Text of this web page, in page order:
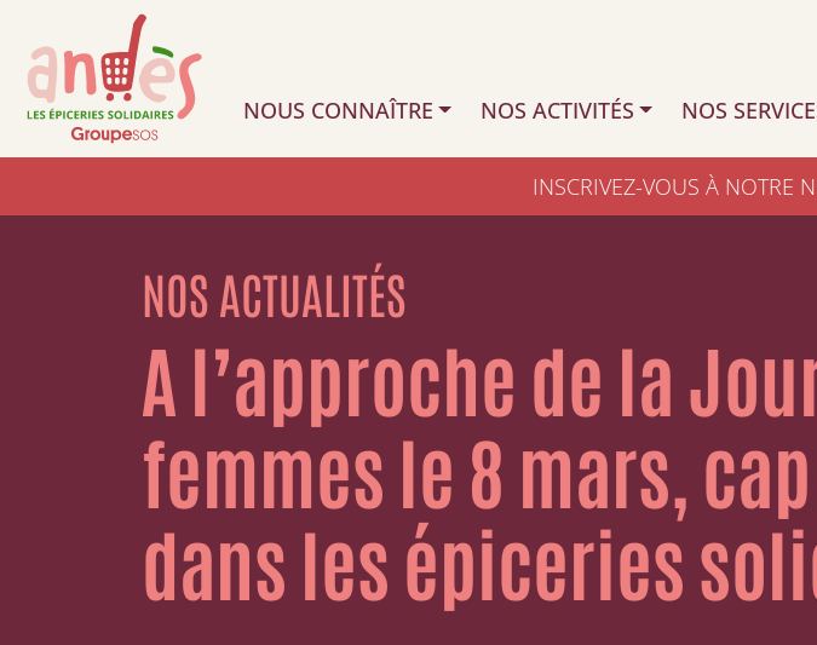
NOUS CONNAÎTRE
NOS ACTIVITÉS NOS
INSCRIVEZ-VOUS À NOTRE
NOS ACTUALITÉS
A l’approche de la
femmes le 8 mars,
dans les épiceries